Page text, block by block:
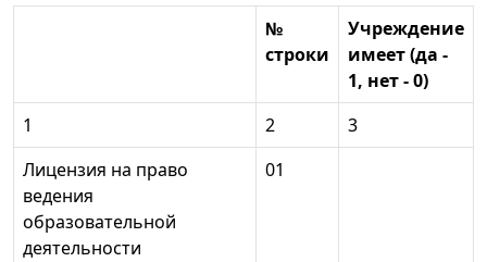
№
строки
Учреждение
имеет (да -
1, нет - 0)
1
2
3
Лицензия на право
ведения
образовательной
деятельности
01